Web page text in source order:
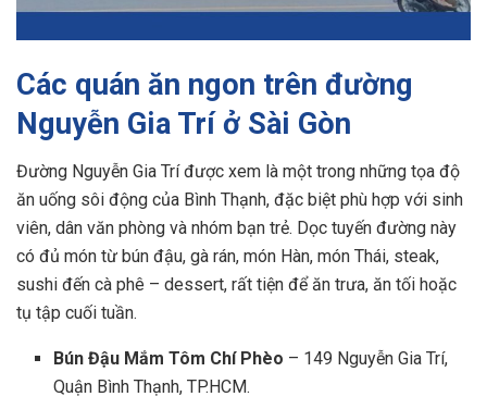
Các quán ăn ngon trên đường
Nguyễn Gia Trí ở Sài Gòn
Đường Nguyễn Gia Trí được xem là một trong những tọa độ
ăn uống sôi động của Bình Thạnh, đặc biệt phù hợp với sinh
viên, dân văn phòng và nhóm bạn trẻ. Dọc tuyến đường này
có đủ món từ bún đậu, gà rán, món Hàn, món Thái, steak,
sushi đến cà phê – dessert, rất tiện để ăn trưa, ăn tối hoặc
tụ tập cuối tuần.
Bún Đậu Mắm Tôm Chí Phèo – 149 Nguyễn Gia Trí,
Quận Bình Thạnh, TP.HCM.